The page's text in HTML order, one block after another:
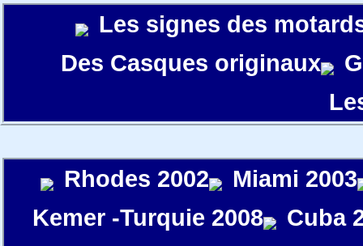
Les signes des
Des Casques originaux
Rhodes 2002
Miami 2003
Kemer -Turquie 2008
Cuba